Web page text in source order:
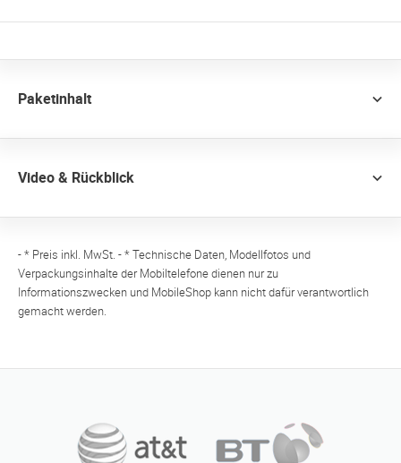
Paketinhalt
Video & Rückblick
- * Preis inkl. MwSt. - * Technische Daten, Modellfotos und
Verpackungsinhalte der Mobiltelefone dienen nur zu
Informationszwecken und MobileShop kann nicht dafür verantwortlich
gemacht werden.